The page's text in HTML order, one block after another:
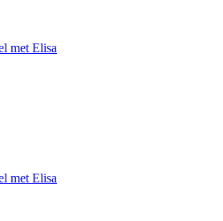
met Elisa
met Elisa